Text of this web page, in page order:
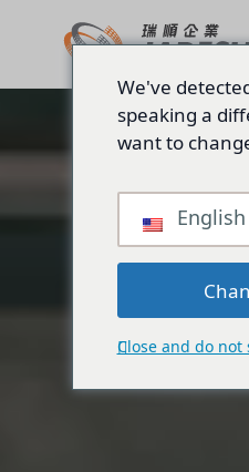
We've
speaking a
want to
English
Close and do